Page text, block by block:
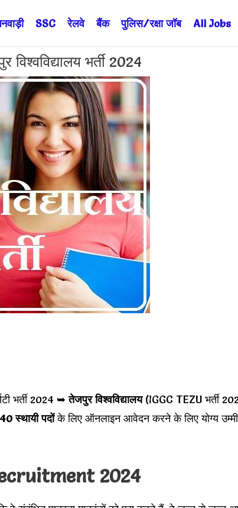
SSC रेलवे बैंक पुलिस/रक्षा जॉब All Jobs
भर्ती 2024
भर्ती 2024 ➥तेजपुर विश्वविद्यालय(IGGC TEZU भर्ती
40 स्थायी पदोंके लिए ऑनलाइन आवेदन करने के लिए योग्य
2024